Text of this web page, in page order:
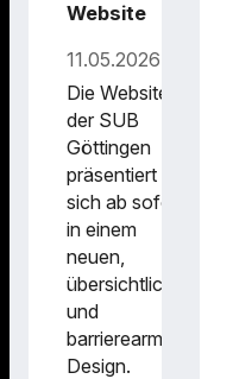
Website
11.05.2026
Die Website
der SUB
Göttingen
präsentiert
sich ab sofort
in einem
neuen,
übersichtlichen
und
barrierearmen
Design.